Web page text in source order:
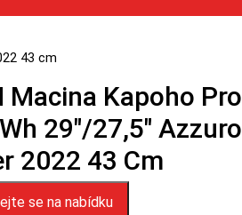
43 cm
Macina Kapoho Pro
29″/27,5″ Azzuro
2022 43 Cm
se na nabídku